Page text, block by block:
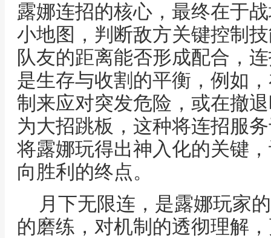
露娜连招的核心，最终在于
小地图，判断敌方关键控制
队友的距离能否形成配合，
是生存与收割的平衡，例如
制来应对突发危险，或在撤
为大招跳板，这种将连招服
将露娜玩得出神入化的关键
向胜利的终点。
月下无限连，是露娜玩家
的磨练，对机制的透彻理解